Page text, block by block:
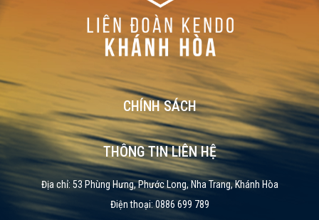
CHÍNH SÁCH
THÔNG TIN LIÊN HỆ
Địa chỉ: 53 Phùng Hưng, Phước Long, Nha Trang, Khánh Hòa
Điện thoại: 0886 699 789